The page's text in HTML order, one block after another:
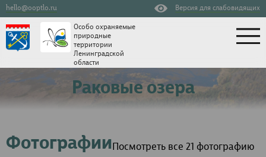
hello@ooptlo.ru Версия для слабовидящих
Особо охраняемые
природные
территории
Ленинградской
области
Раковые озера
Фотографии Посмотреть все 21 фотографию